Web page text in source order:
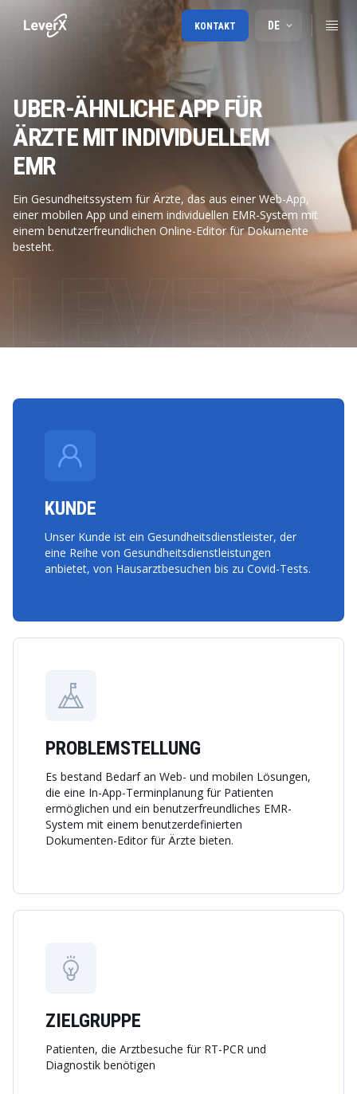
DE
KONTAKT
UBER-ÄHNLICHE APP FÜR
ÄRZTE MIT INDIVIDUELLEM
EMR
Ein Gesundheitssystem für Ärzte, das aus einer Web-App,
einer mobilen App und einem individuellen EMR-System mit
einem benutzerfreundlichen Online-Editor für Dokumente
besteht.
KUNDE
Unser Kunde ist ein Gesundheitsdienstleister, der
eine Reihe von Gesundheitsdienstleistungen
anbietet, von Hausarztbesuchen bis zu Covid-Tests.
PROBLEMSTELLUNG
Es bestand Bedarf an Web- und mobilen Lösungen,
die eine In-App-Terminplanung für Patienten
ermöglichen und ein benutzerfreundliches EMR-
System mit einem benutzerdefinierten
Dokumenten-Editor für Ärzte bieten.
ZIELGRUPPE
Patienten, die Arztbesuche für RT-PCR und
Diagnostik benötigen